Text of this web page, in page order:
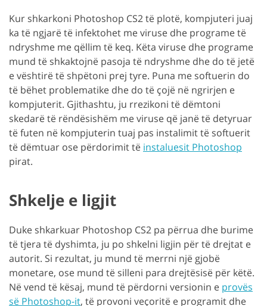
Kur shkarkoni Photoshop CS2 të plotë, kompjuteri juaj
ka të ngjarë të infektohet me viruse dhe programe të
ndryshme me qëllim të keq. Këta viruse dhe programe
mund të shkaktojnë pasoja të ndryshme dhe do të jetë
e vështirë të shpëtoni prej tyre. Puna me softuerin do
të bëhet problematike dhe do të çojë në ngrirjen e
kompjuterit. Gjithashtu, ju rrezikoni të dëmtoni
skedarë të rëndësishëm me viruse që janë të detyruar
të futen në kompjuterin tuaj pas instalimit të softuerit
të dëmtuar ose përdorimit të instaluesit Photoshop
pirat.
Shkelje e ligjit
Duke shkarkuar Photoshop CS2 pa përrua dhe burime
të tjera të dyshimta, ju po shkelni ligjin për të drejtat e
autorit. Si rezultat, ju mund të merrni një gjobë
monetare, ose mund të silleni para drejtësisë për këtë.
Në vend të kësaj, mund të përdorni versionin e provës
së Photoshop-it, të provoni veçoritë e programit dhe